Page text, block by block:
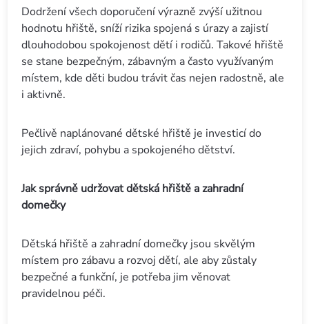
Dodržení všech doporučení výrazně zvýší užitnou
hodnotu hřiště, sníží rizika spojená s úrazy a zajistí
dlouhodobou spokojenost dětí i rodičů. Takové hřiště
se stane bezpečným, zábavným a často využívaným
místem, kde děti budou trávit čas nejen radostně, ale
i aktivně.
Pečlivě naplánované dětské hřiště je investicí do
jejich zdraví, pohybu a spokojeného dětství.
Jak správně udržovat dětská hřiště a zahradní
domečky
Dětská hřiště a zahradní domečky jsou skvělým
místem pro zábavu a rozvoj dětí, ale aby zůstaly
bezpečné a funkční, je potřeba jim věnovat
pravidelnou péči.